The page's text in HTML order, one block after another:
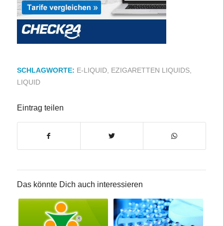
SCHLAGWORTE: E-LIQUID, EZIGARETTEN LIQUIDS,
LIQUID
Eintrag teilen
Das könnte Dich auch interessieren